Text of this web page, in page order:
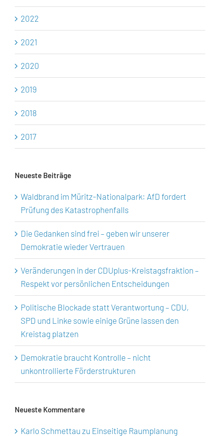
2022
2021
2020
2019
2018
2017
Neueste Beiträge
Waldbrand im Müritz-Nationalpark: AfD fordert
Prüfung des Katastrophenfalls
Die Gedanken sind frei – geben wir unserer
Demokratie wieder Vertrauen
Veränderungen in der CDUplus-Kreistagsfraktion –
Respekt vor persönlichen Entscheidungen
Politische Blockade statt Verantwortung – CDU,
SPD und Linke sowie einige Grüne lassen den
Kreistag platzen
Demokratie braucht Kontrolle – nicht
unkontrollierte Förderstrukturen
Neueste Kommentare
Karlo Schmettau zu Einseitige Raumplanung